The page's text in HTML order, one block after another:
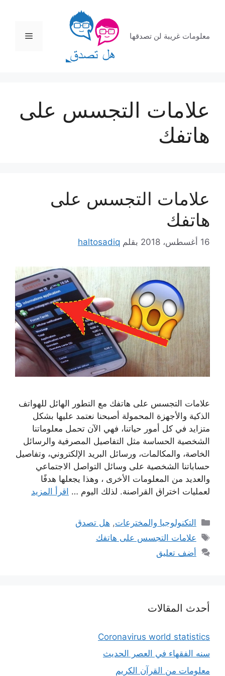
المحتوى
معلومات غريبة لن تصدقها القائمة
علامات التجسس على
هاتفك
علامات التجسس على
هاتفك
16 أغسطس، 2018 بقلم haltosadiq
علامات التجسس على هاتفك مع التطور الهائل للهواتف
الذكية والأجهزة المحمولة أصبحنا نعتمد عليها بشكل
متزايد في كل أمور حياتنا، فهي الآن تحمل معلوماتنا
الشخصية الحساسة مثل التفاصيل المصرفية والرسائل
الخاصة، والمكالمات، ورسائل البريد الإلكتروني، وتفاصيل
حساباتنا الشخصية على وسائل التواصل الاجتماعي
والعديد من المعلومات الأخرى ، وهذا يجعلها هدفًا
لعمليات اختراق القراصنة. لذلك اليوم … اقرأ المزيد
التصنيفات
التكنولوجيا والمخترعات, هل تصدق
الوسوم
علامات التجسس على هاتفك
أضف تعليق
أحدث المقالات
Coronavirus world statistics
سنه الفقهاء في العصر الحديث
معلومات من القرآن الكريم